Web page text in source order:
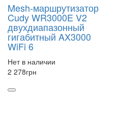
Mesh-маршрутизатор
Cudy WR3000E V2
двухдиапазонный
гигабитный AX3000
WiFi 6
Нет в наличии
2 278грн